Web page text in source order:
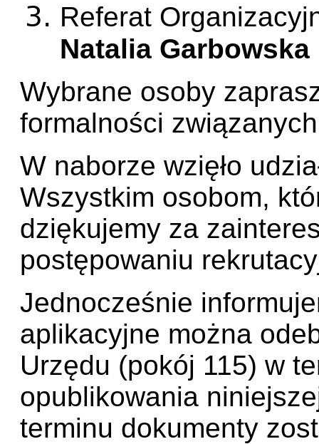
Referat
Natalia Garbowska
Wybrane osoby
formalności
W naborze wzięło
Wszystkim osobom,
dziękujemy za
postępowaniu
Jednocześnie
aplikacyjne można
Urzędu (pokój 115) w
opublikowania
terminu dokumenty